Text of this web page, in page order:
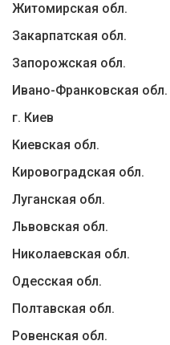
Житомирская обл.
Закарпатская обл.
Запорожская обл.
Ивано-Франковская обл.
г. Киев
Киевская обл.
Кировоградская обл.
Луганская обл.
Львовская обл.
Николаевская обл.
Одесская обл.
Полтавская обл.
Ровенская обл.